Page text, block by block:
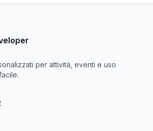
per attività, eventi e uso